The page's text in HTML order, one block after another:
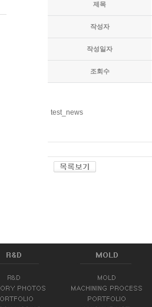
제목
작성자
작성일자
조회수
test_news